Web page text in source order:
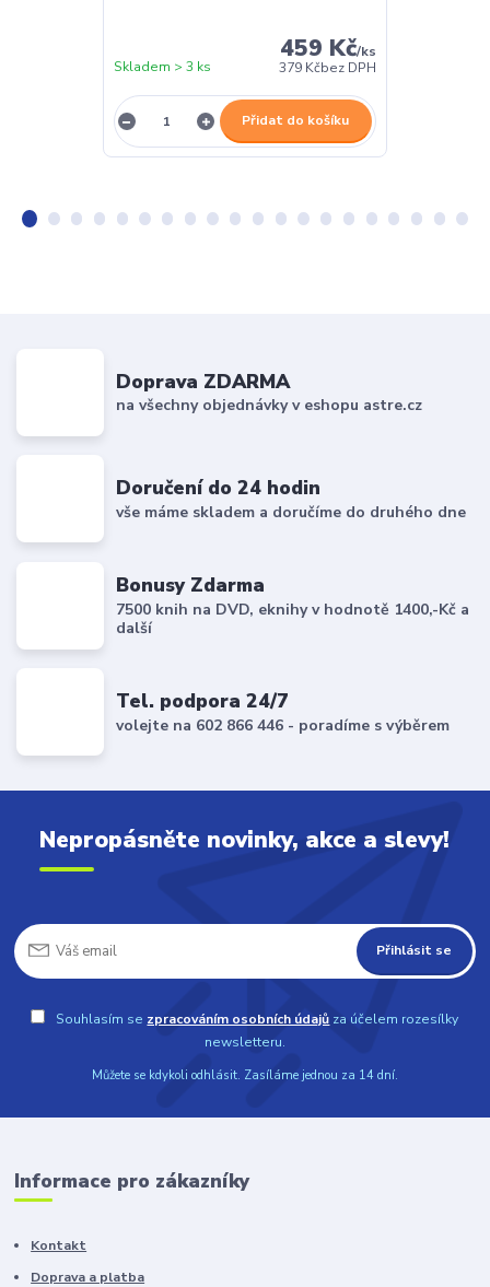
459 Kč/ks
379 Kčbez DPH
Skladem > 3 ks
Přidat do košíku
Doprava ZDARMA
na všechny objednávky v eshopu astre.cz
Doručení do 24 hodin
vše máme skladem a doručíme do druhého dne
Bonusy Zdarma
7500 knih na DVD, eknihy v hodnotě 1400,-Kč a
další
Tel. podpora 24/7
volejte na 602 866 446 - poradíme s výběrem
Nepropásněte novinky, akce a slevy!
Přihlásit se
Souhlasím se zpracováním osobních údajů za účelem rozesílky
newsletteru.
Můžete se kdykoli odhlásit. Zasíláme jednou za 14 dní.
Informace pro zákazníky
Kontakt
Doprava a platba